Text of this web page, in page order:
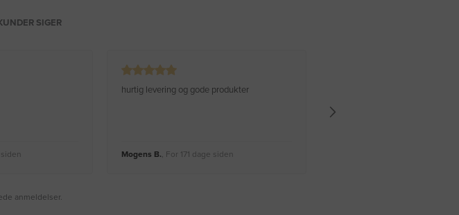
SIGER
hurtig levering og gode produkter
Mogens B., For 171 dage siden
anmeldelser.